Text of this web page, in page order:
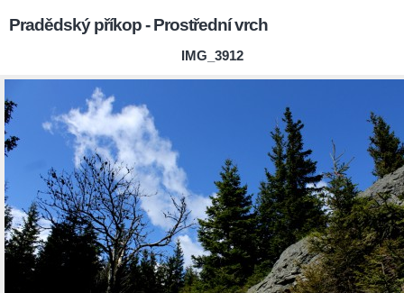
Pradědský příkop - Prostřední vrch
IMG_3912